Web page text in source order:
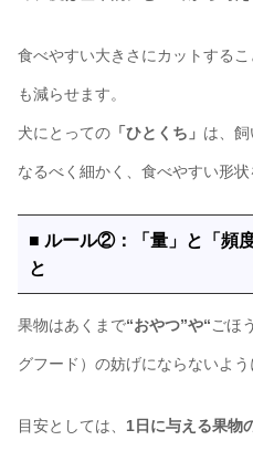
食べやすい大きさにカットする
も減らせます。
犬にとっての 「ひとくち」 は、飼
なるべく細かく、食べやすい形状
■ ルール②：「量」と「頻
と
果物はあくまで“おやつ”や“ごほ
グフード）の妨げにならないよう
目安としては、 1日に与える果物